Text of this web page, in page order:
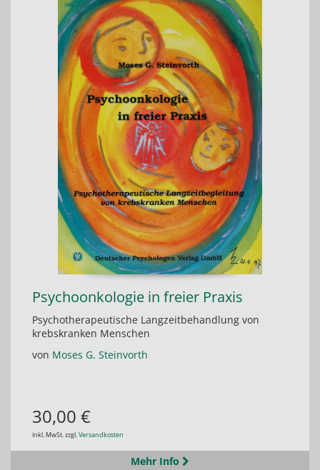
Psychoonkologie in freier Praxis
Psychotherapeutische Langzeitbehandlung von
krebskranken Menschen
von Moses G. Steinvorth
30,00 €
inkl. MwSt. zzgl.Versandkosten
Mehr Info